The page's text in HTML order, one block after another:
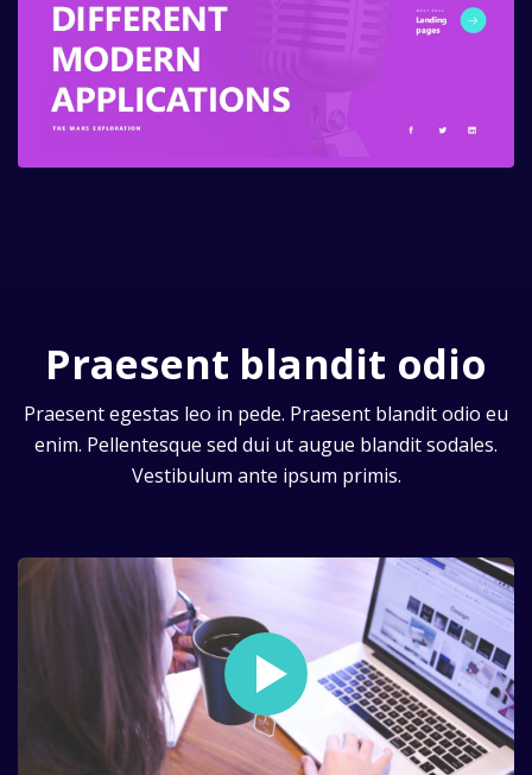
Praesent blandit odio
Praesent egestas leo in pede. Praesent blandit odio eu
enim. Pellentesque sed dui ut augue blandit sodales.
Vestibulum ante ipsum primis.